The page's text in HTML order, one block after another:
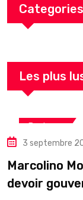
Categories
Les plus
Business
3 septembre
Marcolino
devoir